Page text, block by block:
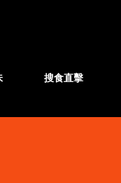
搜食直擊